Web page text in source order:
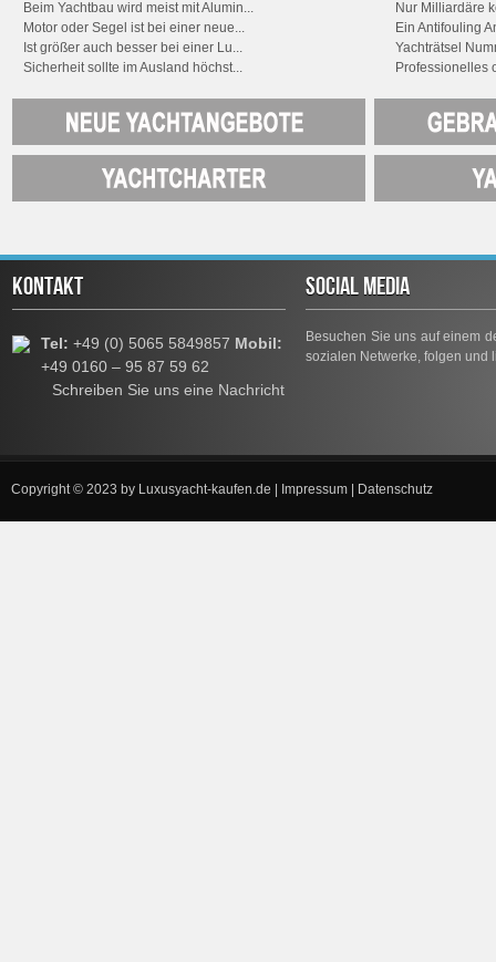
Beim Yachtbau wird meist mit Alumin...
Nur Milliardäre
Motor oder Segel ist bei einer neue...
Ein Antifouling
Ist größer auch besser bei einer Lu...
Yachträtsel
Sicherheit sollte im Ausland höchst...
Professionelles
KONTAKT
Tel: +49 (0) 5065 5849857 Mobil:
+49 0160 – 95 87 59 62
Schreiben Sie uns eine Nachricht
SOCIAL MEDIA
Besuchen Sie uns auf einem
sozialen Netwerke, folgen und
Copyright © 2023 by Luxusyacht-kaufen.de Impressum Datenschutz